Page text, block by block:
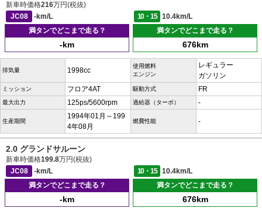
新車時価格216万円(税抜)
JC08
-km/L 10・15
10.4km/L
満タンでどこまで走る？
-km
満タンでどこまで走る？
676km
排気量 1998cc
使用燃料
エンジン
レギュラー
ガソリン
ミッション フロア4AT 駆動方式 FR
最大出力 125ps/5600rpm 過給器（ターボ） -
生産期間
1994年01月～199
4年08月
燃費性能 -
2.0 グランドサルーン
新車時価格199.8万円(税抜)
JC08
-km/L 10・15
10.4km/L
満タンでどこまで走る？
-km
満タンでどこまで走る？
676km